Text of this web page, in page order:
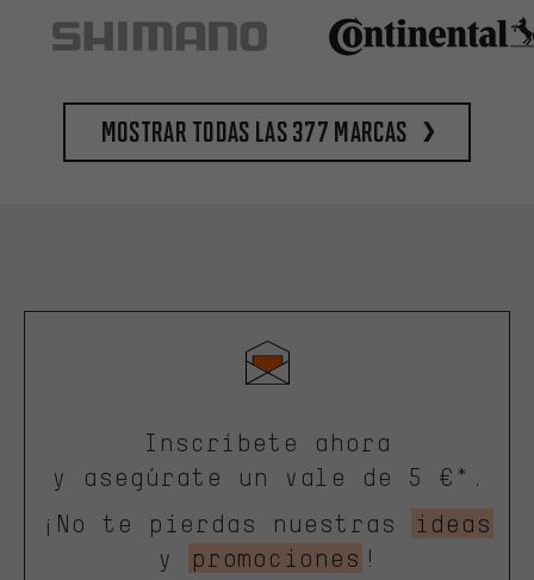
Mostrar todas las 377 marcas
Inscríbete ahora
y asegúrate un vale de 5 €*.
¡No te pierdas nuestras
ideas
y
promociones !